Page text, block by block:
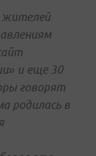
жителей
и еще 30
говорят
родилась в